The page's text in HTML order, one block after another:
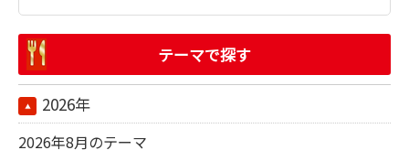
テーマで探す
2026年
2026年8月のテーマ